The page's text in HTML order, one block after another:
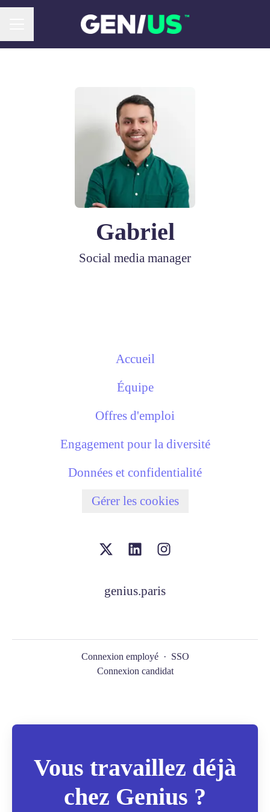
Gabriel
Social media manager
Accueil
Équipe
Offres d'emploi
Engagement pour la diversité
Données et confidentialité
Gérer les cookies
genius.paris
Connexion employé · SSO
Connexion candidat
Vous travaillez déjà
chez Genius ?